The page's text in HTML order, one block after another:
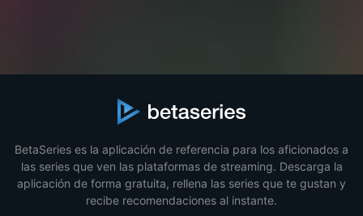
BetaSeries es la aplicación de referencia para los aficionados a
las series que ven las plataformas de streaming. Descarga la
aplicación de forma gratuita, rellena las series que te gustan y
recibe recomendaciones al instante.